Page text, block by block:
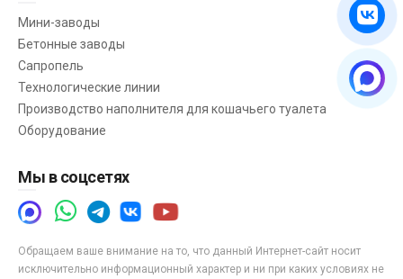
Мини-заводы
Бетонные заводы
Сапропель
Технологические линии
Производство наполнителя для кошачьего туалета
Оборудование
Мы в соцсетях
Обращаем ваше внимание на то, что данный Интернет-сайт носит
исключительно информационный характер и ни при каких условиях не